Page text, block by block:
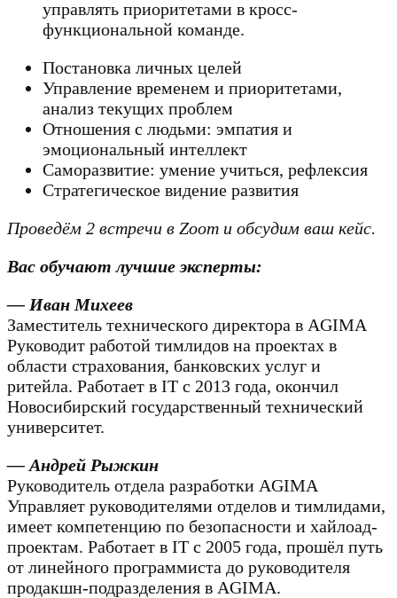
управлять приоритетами в кросс-
функциональной команде.
Постановка личных целей
Управление временем и приоритетами,
анализ текущих проблем
Отношения с людьми: эмпатия и
эмоциональный интеллект
Саморазвитие: умение учиться, рефлексия
Стратегическое видение развития
Проведём 2 встречи в Zoom и обсудим ваш кейс.
Вас обучают лучшие эксперты:
— Иван Михеев
Заместитель технического директора в AGIMA
Руководит работой тимлидов на проектах в
области страхования, банковских услуг и
ритейла. Работает в IT с 2013 года, окончил
Новосибирский государственный технический
университет.
— Андрей Рыжкин
Руководитель отдела разработки AGIMA
Управляет руководителями отделов и тимлидами,
имеет компетенцию по безопасности и хайлоад-
проектам. Работает в IT с 2005 года, прошёл путь
от линейного программиста до руководителя
продакшн-подразделения в AGIMA.